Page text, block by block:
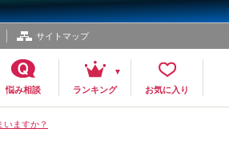
サイトマップ
悩み相談 ランキング お気に入り
ますか？